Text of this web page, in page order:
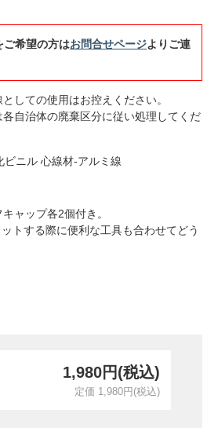
希望の方はお問合せページよりご連
しての使用はお控えください。
自治体の廃棄区分に従い処理してくだ
ニル 心線材-アルミ線
ャップ各2個付き。
トする際に便利な工具も合わせてどう
1,980円(税込)
定価 1,980円(税込)